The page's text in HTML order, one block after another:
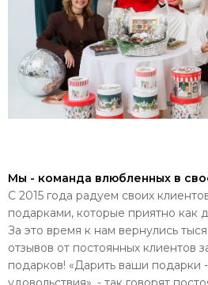
Мы - команда влюбленных в
С 2015 года радуем своих
подарками, которые приятно как
За это время к нам вернулись
отзывов от постоянных клиентов
подарков! «Дарить ваши подарки